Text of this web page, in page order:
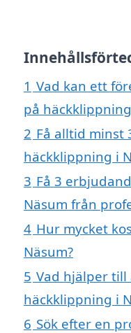
1 Vad kan ett
på
2 Få alltid minst
häckklippning i
3 Få 3
Näsum från
4 Hur mycket
Näsum?
5 Vad hjälper till
häckklippning i
6 Sök efter en